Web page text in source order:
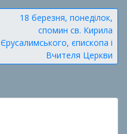
18 березня, понеділок,
спомин св. Кирила
Єрусалимського, єпископа і
Вчителя Церкви